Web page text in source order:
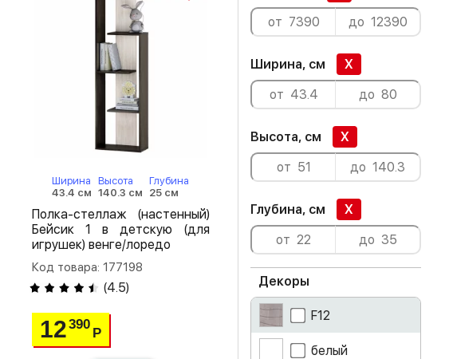
Ширина
43.4 см
Высота
140.3 см
Глубина
25 см
Полка-стеллаж (настенный)
Бейсик 1 в детскую (для
игрушек) венге/лоредо
Код товара: 177198
(4.5)
12390
Р
Ширина, см X
Высота, см X
Глубина, см X
Декоры
F12
белый